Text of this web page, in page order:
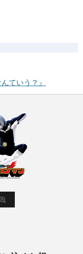
ていう？』